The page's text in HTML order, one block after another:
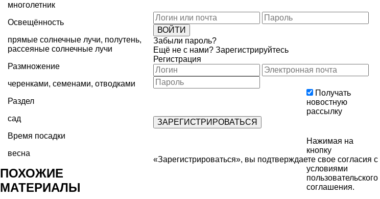
многолетник
Освещённость
прямые солнечные лучи, полутень,
рассеяные солнечные лучи
Размножение
черенками, семенами, отводками
Раздел
сад
Время посадки
весна
ПОХОЖИЕ
МАТЕРИАЛЫ
Забыли пароль?
Ещё не с нами? Зарегистрируйтесь
Регистрация
Получать
новостную
рассылку
Нажимая на
кнопку
«Зарегистрироваться», вы подтверждаете свое согласия с
условиями
пользовательского
соглашения.